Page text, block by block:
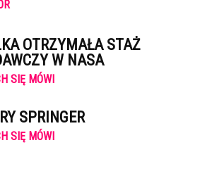
OTRZYMAŁA STAŻ
W NASA
SIĘ MÓWI
SPRINGER
SIĘ MÓWI